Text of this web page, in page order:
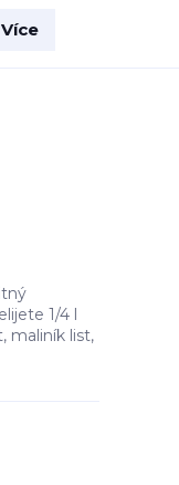
Více
1/4 l
maliník list,